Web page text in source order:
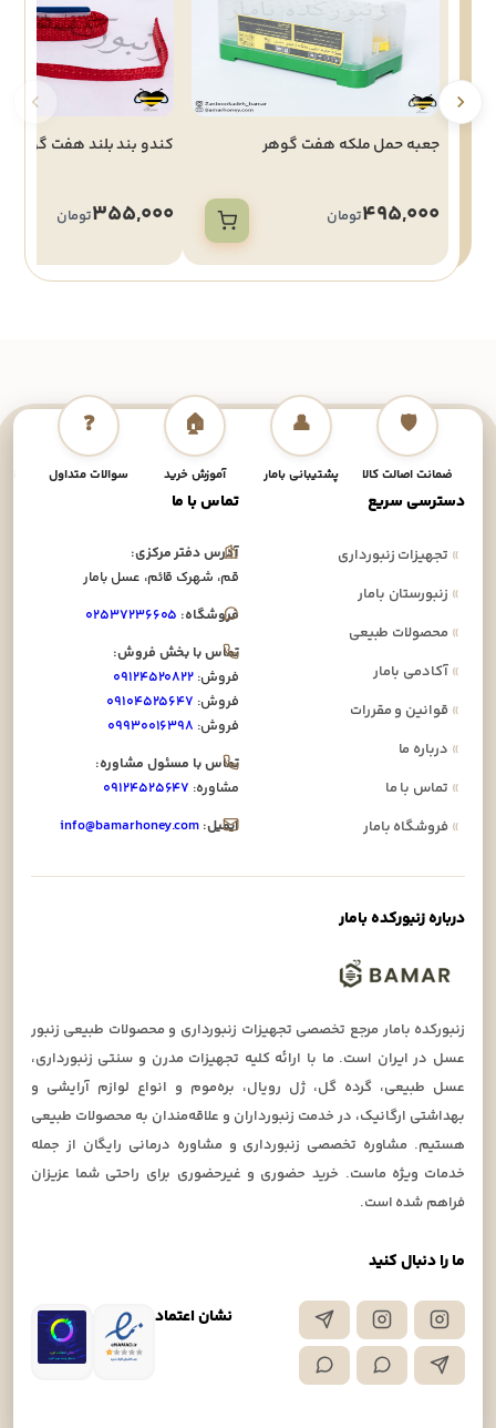
جعبه حمل ملكه هفت گوهر
495,000تومان
کندو بند بلند هفت گوهر
355,000تومان
🛡️
ضمانت اصالت کالا
👤
پشتیبانی بامار
🏠
آموزش خرید
❓
سوالات متداول
ما را دنبال کنید
نشان اعتماد
دسترسی سریع
»تجهیزات زنبورداری
»زنبورستان بامار
»محصولات طبیعی
»آکادمی بامار
»قوانین و مقررات
»درباره ما
»تماس با ما
»فروشگاه بامار
تماس با ما
آدرس دفتر مرکزی:
قم، شهرک قائم، عسل بامار
فروشگاه: ۰۲۵۳۷۲۳۶۶۰۵
تماس با بخش فروش:
فروش: ۰۹۱۲۴۵۲۰۸۲۲
فروش: ۰۹۱۰۴۵۲۵۶۴۷
فروش: ۰۹۹۳۰۰۱۶۳۹۸
تماس با مسئول مشاوره:
مشاوره: ۰۹۱۲۴۵۲۵۶۴۷
ایمیل: info@bamarhoney.com
درباره زنبورکده بامار
زنبورکده بامار مرجع تخصصی تجهیزات زنبورداری و محصولات طبیعی زنبور
عسل در ایران است. ما با ارائه کلیه تجهیزات مدرن و سنتی زنبورداری،
عسل طبیعی، گرده گل، ژل رویال، بره‌موم و انواع لوازم آرایشی و
بهداشتی ارگانیک، در خدمت زنبورداران و علاقه‌مندان به محصولات طبیعی
هستیم. مشاوره تخصصی زنبورداری و مشاوره درمانی رایگان از جمله
خدمات ویژه ماست. خرید حضوری و غیرحضوری برای راحتی شما عزیزان
فراهم شده است.